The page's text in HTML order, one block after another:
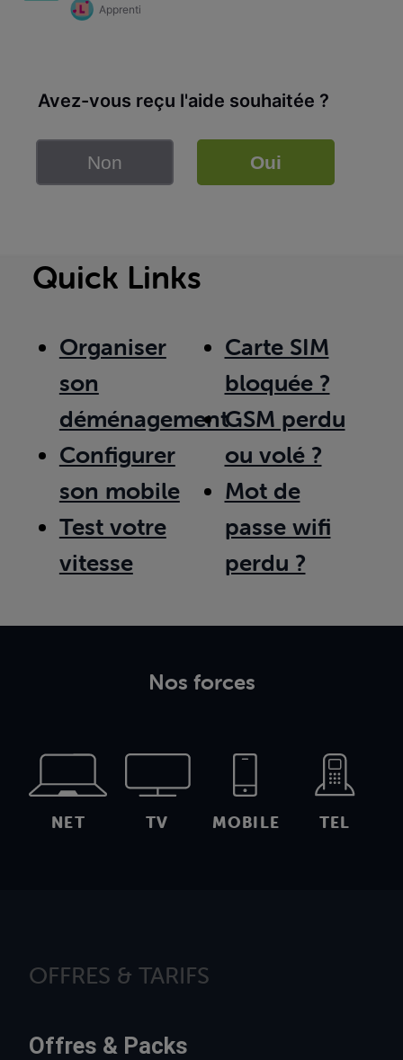
Apprenti
Avez-vous reçu l'aide souhaitée ?
Non Oui
Quick Links
Organiser
son
déménagement
Configurer
son mobile
Test votre
vitesse
Carte SIM
bloquée ?
GSM perdu
ou volé ?
Mot de
passe wifi
perdu ?
Nos forces
NET TV MOBILE TEL
OFFRES & TARIFS
Offres & Packs